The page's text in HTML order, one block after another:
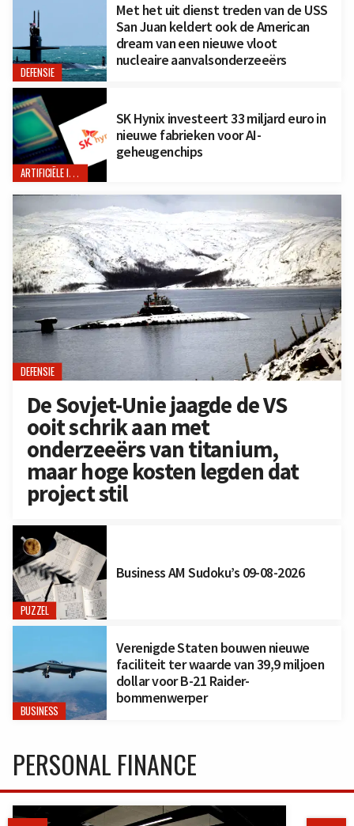
DEFENSIE
Met het uit dienst treden van de USS
San Juan keldert ook de American
dream van een nieuwe vloot
nucleaire aanvalsonderzeeërs
ARTIFICIËLE INTELLIGENTIE
SK Hynix investeert 33 miljard euro in
nieuwe fabrieken voor AI-
geheugenchips
DEFENSIE
De Sovjet-Unie jaagde de VS
ooit schrik aan met
onderzeeërs van titanium,
maar hoge kosten legden dat
project stil
PUZZEL
Business AM Sudoku’s 09-08-2026
BUSINESS
Verenigde Staten bouwen nieuwe
faciliteit ter waarde van 39,9 miljoen
dollar voor B-21 Raider-
bommenwerper
PERSONAL FINANCE